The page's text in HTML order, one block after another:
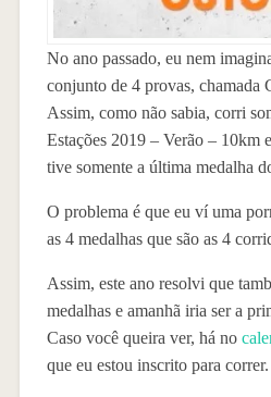
No ano passado, eu nem
conjunto de 4 provas, chamada
Assim, como não sabia, corri
Estações 2019 – Verão – 10km
tive somente a última medalha
O problema é que eu ví uma
as 4 medalhas que são as 4
Assim, este ano resolvi que
medalhas e amanhã iria ser a
Caso você queira ver, há no
que eu estou inscrito para correr.